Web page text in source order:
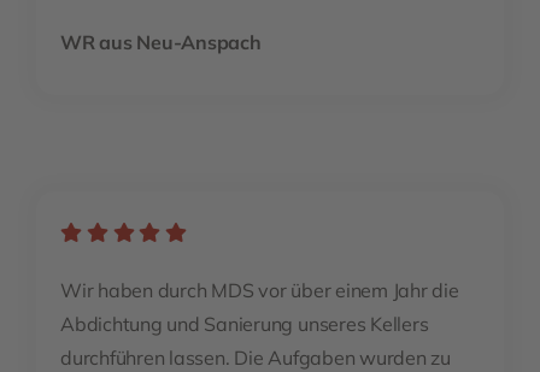
WR aus Neu-Anspach
Wir haben durch MDS vor über einem Jahr die
Abdichtung und Sanierung unseres Kellers
durchführen lassen. Die Aufgaben wurden zu